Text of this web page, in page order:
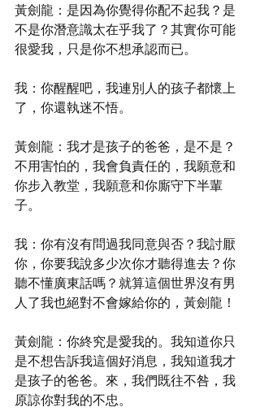
黃劍龍：是因為你覺得你配不起我？是
不是你潛意識太在乎我了？其實你可能
很愛我，只是你不想承認而已。
我：你醒醒吧，我連別人的孩子都懷上
了，你還執迷不悟。
黃劍龍：我才是孩子的爸爸，是不是？
不用害怕的，我會負責任的，我願意和
你步入教堂，我願意和你廝守下半輩
子。
我：你有沒有問過我同意與否？我討厭
你，你要我說多少次你才聽得進去？你
聽不懂廣東話嗎？就算這個世界沒有男
人了我也絕對不會嫁給你的，黃劍龍！
黃劍龍：你終究是愛我的。我知道你只
是不想告訴我這個好消息，我知道我才
是孩子的爸爸。來，我們既往不咎，我
原諒你對我的不忠。